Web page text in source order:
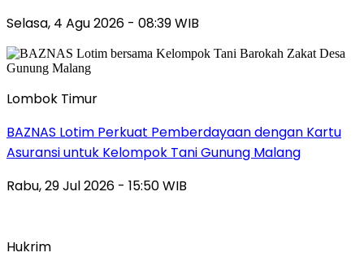
Selasa, 4 Agu 2026 - 08:39 WIB
Lombok Timur
BAZNAS Lotim Perkuat Pemberdayaan dengan Kartu
Asuransi untuk Kelompok Tani Gunung Malang
Rabu, 29 Jul 2026 - 15:50 WIB
Hukrim